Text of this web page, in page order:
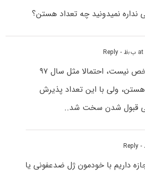
نمیدونید چه تعداد هستن؟
- Reply
من دارم ولی مشخص نیست، احتمالا مثل سال ۹۷
نفر هستن، ولی با این تعداد پذیرش
قبول شدن سخت شد..
- Reply
داریم با خودمون ژل ضدعفونی یا